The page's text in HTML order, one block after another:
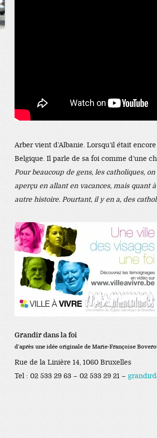
Arber vient d’Albanie. Lorsqu’il était
Belgique. Il parle de sa foi comme d’une
Pour beaucoup de gens, les catholiques,
aperçu en allant en vacances, mais quant
autre histoire. Pourtant, il y en a, des
Grandir dans la foi
d’après une idée originale de Marie-Françoise
Rue de la Linière 14, 1060 Bruxelles
Tel : 02 533 29 63 – 02 533 29 21 –